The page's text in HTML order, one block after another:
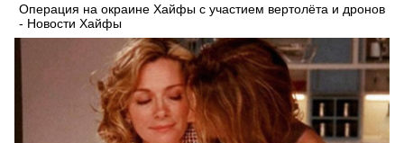
Операция на окраине Хайфы с участием вертолёта и дронов
- Новости Хайфы